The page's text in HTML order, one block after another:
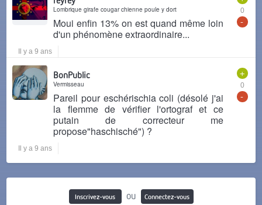
0
-
Lombrique girafe cougar chienne poule y dort
Moui enfin 13% on est quand même loin
d'un phénomène extraordinaire...
Il y a 9 ans
+
0
-
BonPublic
Vermisseau
Pareil pour eschérischia coli (désolé j'ai
la flemme de vérifier l'ortograf et ce
putain de correcteur me
propose"haschisché") ?
Il y a 9 ans
Inscrivez-vous ou
Connectez-vous